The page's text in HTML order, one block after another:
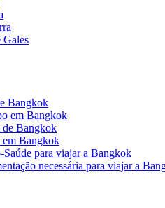
Gales
Bangkok
em Bangkok
de Bangkok
em Bangkok
Saúde para viajar a Bangkok
necessária para viajar a